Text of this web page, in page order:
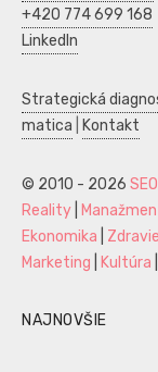
+420 774 699 168
LinkedIn
Strategická
matica
Kontakt
© 2010 - 2026 SEO
Reality
Ekonomika
Zdravie
Marketing
Kultúra
NAJNOVŠIE